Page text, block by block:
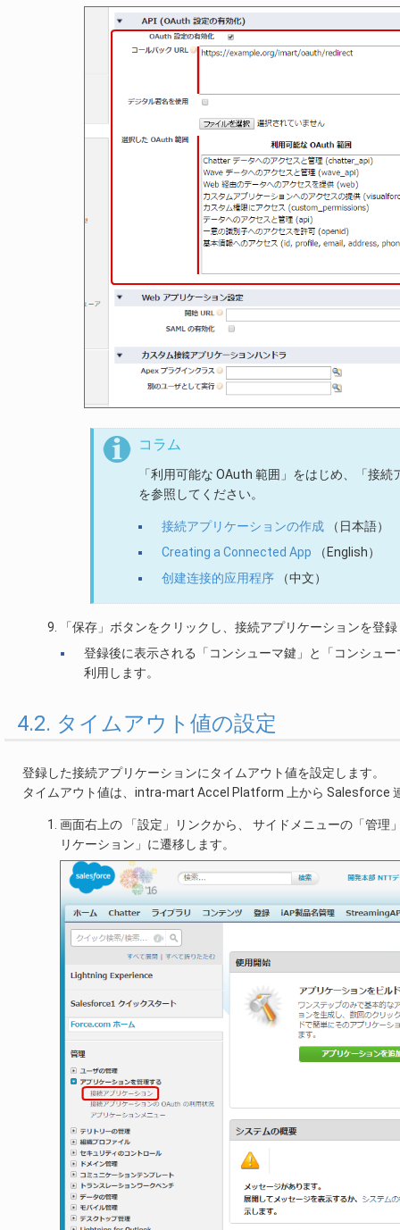
コラム
「利用可能な OAuth 範囲」をはじめ、「接
を参照してください。
接続アプリケーションの作成 （日本語）
Creating a Connected App （English）
创建连接的应用程序 （中文）
「保存」ボタンをクリックし、接続アプリケーションを登
登録後に表示される「コンシューマ鍵」と「コンシュ
利用します。
4.2. タイムアウト値の設定
登録した接続アプリケーションにタイムアウト値を設定します。
タイムアウト値は、intra-mart Accel Platform 上から Salesforce
画面右上の 「設定」リンクから、 サイドメニューの「管
リケーション」に遷移します。